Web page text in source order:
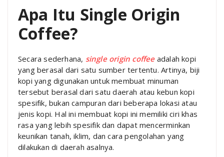
Apa Itu Single Origin
Coffee?
Secara sederhana, single origin coffeeadalah kopi
yang berasal dari satu sumber tertentu. Artinya, biji
kopi yang digunakan untuk membuat minuman
tersebut berasal dari satu daerah atau kebun kopi
spesifik, bukan campuran dari beberapa lokasi atau
jenis kopi. Hal ini membuat kopi ini memiliki ciri khas
rasa yang lebih spesifik dan dapat mencerminkan
keunikan tanah, iklim, dan cara pengolahan yang
dilakukan di daerah asalnya.